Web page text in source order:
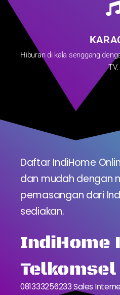
Hiburan di kala senggang
TV.
Daftar IndiHome
dan mudah dengan
pemasangan dari
sediakan.
IndiHome
Telkomsel
081333256233 Sales